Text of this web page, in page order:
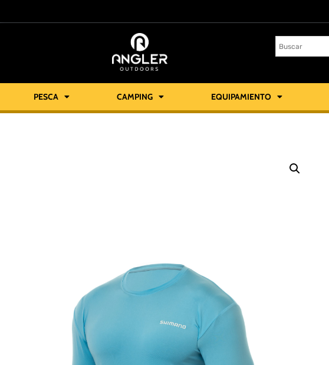
PESCA CAMPING EQUIPAMIENTO